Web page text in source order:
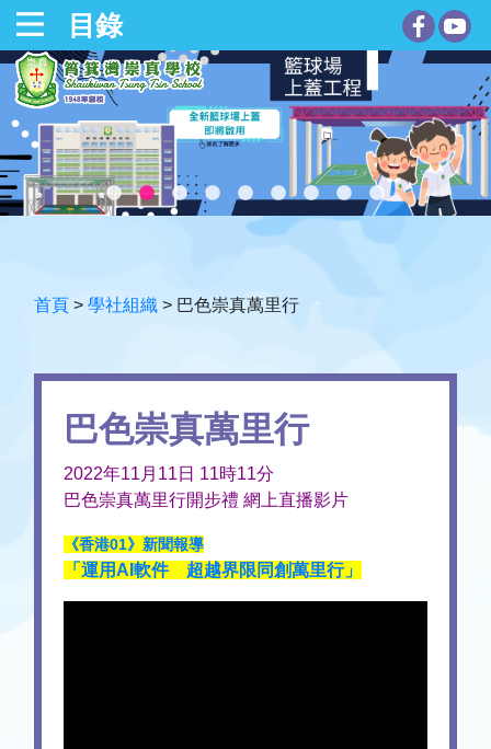
目錄
首頁 > 學社組織 > 巴色崇真萬里行
巴色崇真萬里行
2022年11月11日 11時11分
巴色崇真萬里行開步禮 網上直播影片
《香港01》新聞報導
「運用AI軟件 超越界限同創萬里行」